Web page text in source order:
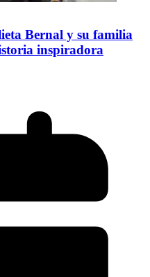
Bernal y su familia
inspiradora